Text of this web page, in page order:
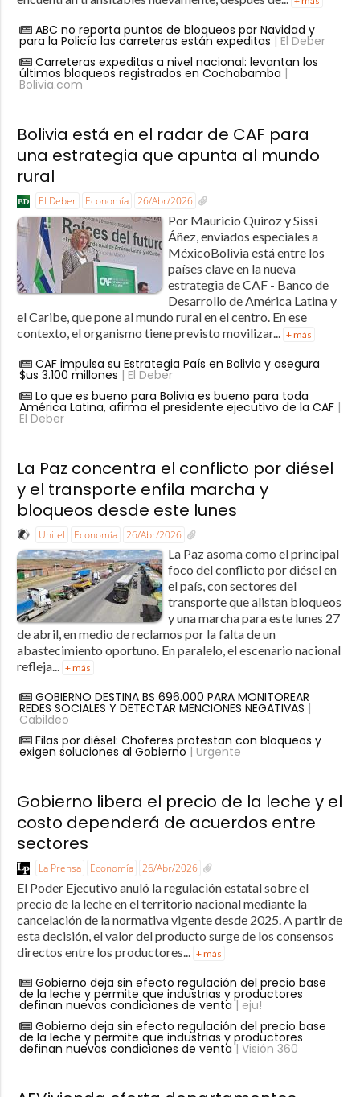
ABC no reporta puntos de bloqueos por Navidad y
para la Policía las carreteras están expeditas | El Deber
Carreteras expeditas a nivel nacional: levantan los
últimos bloqueos registrados en Cochabamba |
Bolivia.com
Bolivia está en el radar de CAF para
una estrategia que apunta al mundo
rural
El Deber Economía 26/Abr/2026
Por Mauricio Quiroz y Sissi
Áñez, enviados especiales a
MéxicoBolivia está entre los
países clave en la nueva
estrategia de CAF - Banco de
Desarrollo de América Latina y
el Caribe, que pone al mundo rural en el centro. En ese
contexto, el organismo tiene previsto movilizar...
+ más
CAF impulsa su Estrategia País en Bolivia y asegura
$us 3.100 millones | El Deber
Lo que es bueno para Bolivia es bueno para toda
América Latina, afirma el presidente ejecutivo de la CAF|
El Deber
La Paz concentra el conflicto por diésel
y el transporte enfila marcha y
bloqueos desde este lunes
Unitel Economía 26/Abr/2026
La Paz asoma como el principal
foco del conflicto por diésel en
el país, con sectores del
transporte que alistan bloqueos
y una marcha para este lunes 27
de abril, en medio de reclamos por la falta de un
abastecimiento oportuno. En paralelo, el escenario nacional
refleja... + más
GOBIERNO DESTINA BS 696.000 PARA MONITOREAR
REDES SOCIALES Y DETECTAR MENCIONES NEGATIVAS |
Cabildeo
Filas por diésel: Choferes protestan con bloqueos y
exigen soluciones al Gobierno | Urgente
Gobierno libera el precio de la leche y el
costo dependerá de acuerdos entre
sectores
La Prensa Economía 26/Abr/2026
El Poder Ejecutivo anuló la regulación estatal sobre el
precio de la leche en el territorio nacional mediante la
cancelación de la normativa vigente desde 2025. A partir de
esta decisión, el valor del producto surge de los consensos
directos entre los productores... + más
Gobierno deja sin efecto regulación del precio base
de la leche y permite que industrias y productores
definan nuevas condiciones de venta| eju!
Gobierno deja sin efecto regulación del precio base
de la leche y permite que industrias y productores
definan nuevas condiciones de venta| Visión 360